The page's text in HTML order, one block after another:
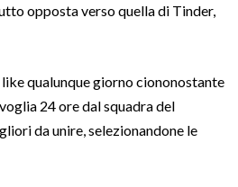
opposta verso quella di Tinder,
qualunque giorno ciononostante
24 ore dal squadra del
da unire, selezionandone le